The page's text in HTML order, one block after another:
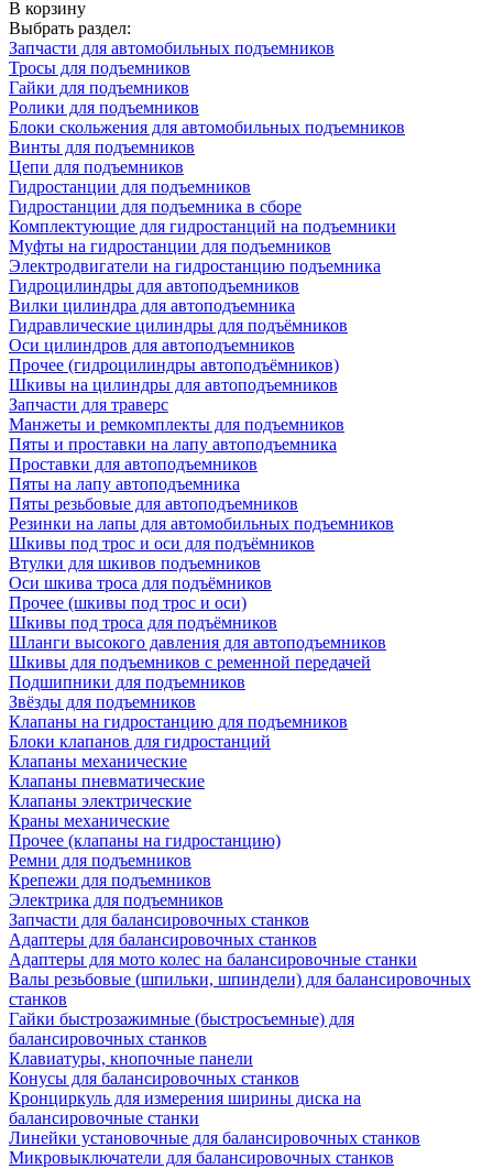
В корзину
Выбрать раздел:
Запчасти для автомобильных подъемников
Тросы для подъемников
Гайки для подъемников
Ролики для подъемников
Блоки скольжения для автомобильных подъемников
Винты для подъемников
Цепи для подъемников
Гидростанции для подъемников
Гидростанции для подъемника в сборе
Комплектующие для гидростанций на подъемники
Муфты на гидростанции для подъемников
Электродвигатели на гидростанцию подъемника
Гидроцилиндры для автоподъемников
Вилки цилиндра для автоподъемника
Гидравлические цилиндры для подъёмников
Оси цилиндров для автоподъемников
Прочее (гидроцилиндры автоподъёмников)
Шкивы на цилиндры для автоподъемников
Запчасти для траверс
Манжеты и ремкомплекты для подъемников
Пяты и проставки на лапу автоподъемника
Проставки для автоподъемников
Пяты на лапу автоподъемника
Пяты резьбовые для автоподъемников
Резинки на лапы для автомобильных подъемников
Шкивы под трос и оси для подъёмников
Втулки для шкивов подъемников
Оси шкива троса для подъёмников
Прочее (шкивы под трос и оси)
Шкивы под троса для подъёмников
Шланги высокого давления для автоподъемников
Шкивы для подъемников с ременной передачей
Подшипники для подъемников
Звёзды для подъемников
Клапаны на гидростанцию для подъемников
Блоки клапанов для гидростанций
Клапаны механические
Клапаны пневматические
Клапаны электрические
Краны механические
Прочее (клапаны на гидростанцию)
Ремни для подъемников
Крепежи для подъемников
Электрика для подъемников
Запчасти для балансировочных станков
Адаптеры для балансировочных станков
Адаптеры для мото колес на балансировочные станки
Валы резьбовые (шпильки, шпиндели) для балансировочных
станков
Гайки быстрозажимные (быстросъемные) для
балансировочных станков
Клавиатуры, кнопочные панели
Конусы для балансировочных станков
Кронциркуль для измерения ширины диска на
балансировочные станки
Линейки установочные для балансировочных станков
Микровыключатели для балансировочных станков